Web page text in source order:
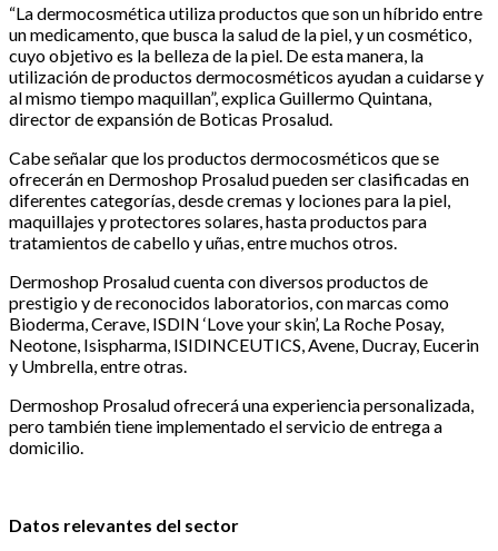
“La dermocosmética utiliza productos que son un híbrido entre
un medicamento, que busca la salud de la piel, y un cosmético,
cuyo objetivo es la belleza de la piel. De esta manera, la
utilización de productos dermocosméticos ayudan a cuidarse y
al mismo tiempo maquillan”, explica Guillermo Quintana,
director de expansión de Boticas Prosalud.
Cabe señalar que los productos dermocosméticos que se
ofrecerán en Dermoshop Prosalud pueden ser clasificadas en
diferentes categorías, desde cremas y lociones para la piel,
maquillajes y protectores solares, hasta productos para
tratamientos de cabello y uñas, entre muchos otros.
Dermoshop Prosalud cuenta con diversos productos de
prestigio y de reconocidos laboratorios, con marcas como
Bioderma, Cerave, ISDIN ‘Love your skin’, La Roche Posay,
Neotone, Isispharma, ISIDINCEUTICS, Avene, Ducray, Eucerin
y Umbrella, entre otras.
Dermoshop Prosalud ofrecerá una experiencia personalizada,
pero también tiene implementado el servicio de entrega a
domicilio.
Datos relevantes del sector